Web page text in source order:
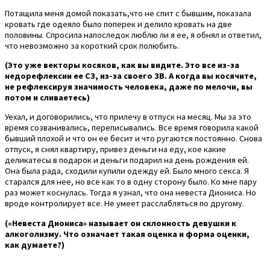
Потащила меня домой показать,что не спит с бывшим, показала
кровать где одеяло было поперек и делило кровать на две
половины. Спросила напоследок люблю ли я ее, я обнял и ответил,
что невозможно за короткий срок полюбить.
(Это уже векторы косяков, как вы видите. Это все из-за
недорефлексии ее СЗ, из-за своего ЗВ. А когда вы косячите,
не рефлексируя значимость человека, даже по мелочи, вы
потом и сливаетесь)
Уехал, и договорились, что прилечу в отпуск на месяц. Мы за это
время созванивались, переписывались. Все время говорила какой
бывший плохой и что он ее бесит и что ругаются постоянно. Снова
отпуск, я снял квартиру, привез деньги на еду, кое какие
деликатесы в подарок и деньги подарил на день рождения ей.
Она была рада, сходили купили одежду ей. Было много секса. Я
старался для нее, но все как то в одну сторону было. Ко мне пару
раз может коснулась. Тогда я узнал, что она невеста Диониса. Но
вроде контролирует все. Не умеет расслабляться по другому.
(«Невеста Диониса» называет он склонность девушки к
алкоголизму. Что означает такая оценка и форма оценки,
как думаете?)